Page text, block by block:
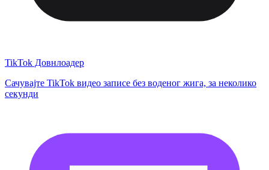
TikTok Довнлоадер
Сачувајте TikTok видео записе без воденог жига, за неколико
секунди